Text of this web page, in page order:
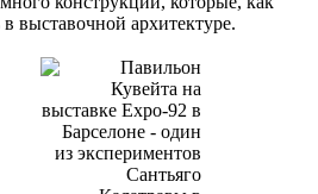
выставочной архитектуре.